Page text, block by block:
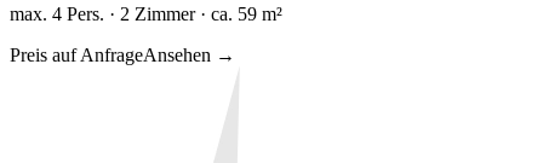
max. 4 Pers. · 2 Zimmer · ca. 59 m²
Preis auf AnfrageAnsehen →